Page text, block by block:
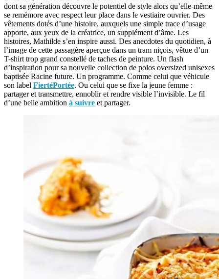
dont sa génération découvre le potentiel de style alors qu’elle-même
se remémore avec respect leur place dans le vestiaire ouvrier. Des
vêtements dotés d’une histoire, auxquels une simple trace d’usage
apporte, aux yeux de la créatrice, un supplément d’âme. Les
histoires, Mathilde s’en inspire aussi. Des anecdotes du quotidien, à
l’image de cette passagère aperçue dans un tram niçois, vêtue d’un
T-shirt trop grand constellé de taches de peinture. Un flash
d’inspiration pour sa nouvelle collection de polos oversized unisexes
baptisée Racine future. Un programme. Comme celui que véhicule
son label FiertéPortée. Ou celui que se fixe la jeune femme :
partager et transmettre, ennoblir et rendre visible l’invisible. Le fil
d’une belle ambition à suivre et partager.